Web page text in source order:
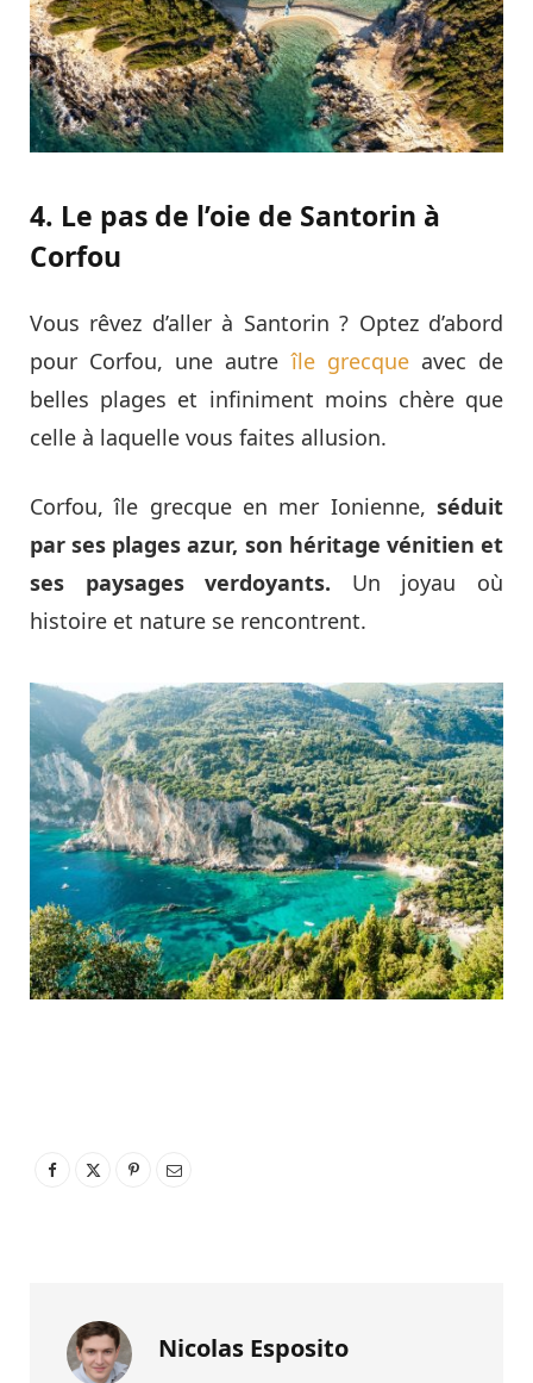
4. Le pas de l’oie de Santorin à
Corfou
Vous rêvez d’aller à Santorin ? Optez d’abord
pour Corfou, une autreîle grecqueavec de
belles plages et infiniment moins chère que
celle à laquelle vous faites allusion.
Corfou, île grecque en mer Ionienne, séduit
par ses plages azur, son héritage vénitien et
ses paysages verdoyants. Un joyau où
histoire et nature se rencontrent.
Nicolas Esposito